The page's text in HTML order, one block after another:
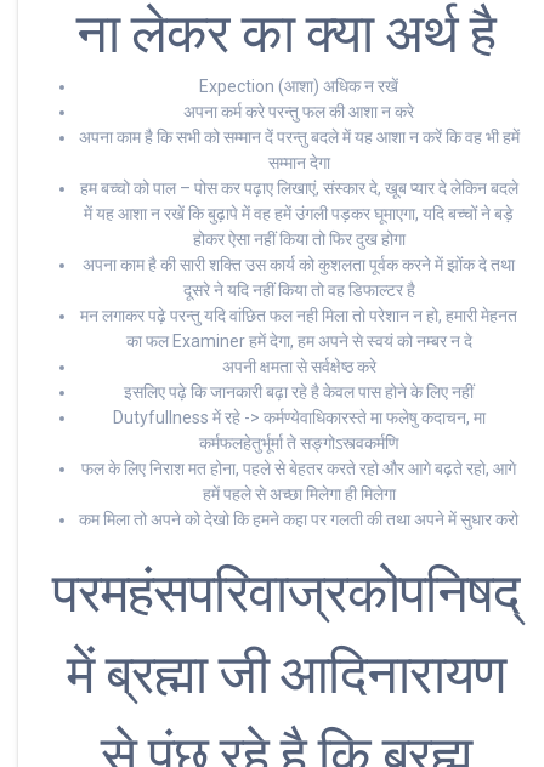
ना लेकर का क्या अर्थ है
Expection (आशा) अधिक न रखें
अपना कर्म करे परन्तु फल की आशा न करे
अपना काम है कि सभी को सम्मान दें परन्तु बदले में यह आशा न करें कि वह भी हमें
सम्मान देगा
हम बच्चो को पाल – पोस कर पढ़ाए लिखाएं, संस्कार दे, खूब प्यार दे लेकिन बदले
में यह आशा न रखें कि बुढ़ापे में वह हमें उंगली पड़कर घूमाएगा, यदि बच्चों ने बड़े
होकर ऐसा नहीं किया तो फिर दुख होगा
अपना काम है की सारी शक्ति उस कार्य को कुशलता पूर्वक करने में झोंक दे तथा
दूसरे ने यदि नहीं किया तो वह डिफाल्टर है
मन लगाकर पढ़े परन्तु यदि वांछित फल नही मिला तो परेशान न हो, हमारी मेहनत
का फल Examiner हमें देगा, हम अपने से स्वयं को नम्बर न दे
अपनी क्षमता से सर्वक्षेष्ठ करे
इसलिए पढ़े कि जानकारी बढ़ा रहे है केवल पास होने के लिए नहीं
Dutyfullness में रहे -> कर्मण्येवाधिकारस्ते मा फलेषु कदाचन, मा
कर्मफलहेतुर्भूर्मा ते सङ्गोऽस्त्वकर्मणि
फल के लिए निराश मत होना, पहले से बेहतर करते रहो और आगे बढ़ते रहो, आगे
हमें पहले से अच्छा मिलेगा ही मिलेगा
कम मिला तो अपने को देखो कि हमने कहा पर गलती की तथा अपने में सुधार करो
परमहंसपरिवाज्रकोपनिषद्
में ब्रह्मा जी आदिनारायण